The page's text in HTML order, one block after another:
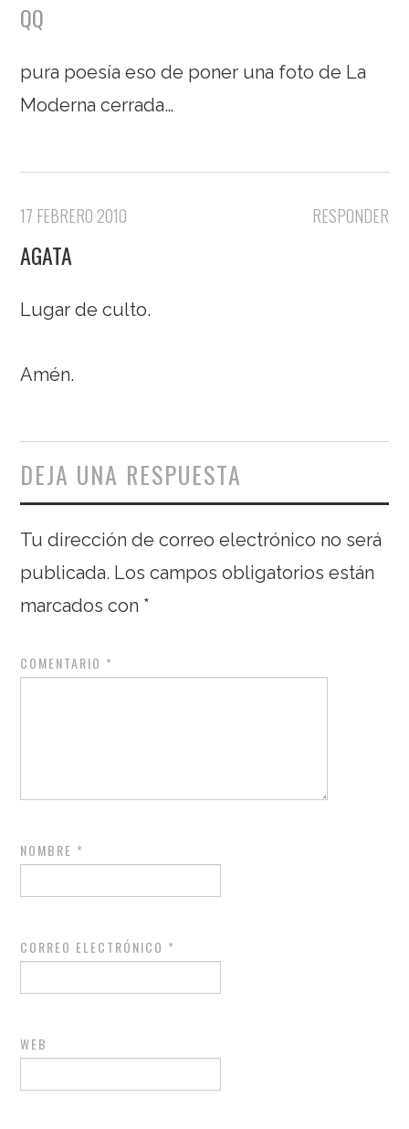
QQ
pura poesía eso de poner una foto de La
Moderna cerrada…
RESPONDER
17 FEBRERO 2010
AGATA
Lugar de culto.
Amén.
DEJA UNA RESPUESTA
Tu dirección de correo electrónico no será
publicada. Los campos obligatorios están
marcados con *
COMENTARIO *
NOMBRE *
CORREO ELECTRÓNICO *
WEB